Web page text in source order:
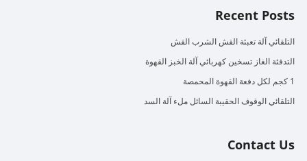
Recent Posts
التلقائي آلة تعبئة القش الشرب القش
التدفئة الغاز تسخين كهربائي آلة الخبز القهوة
1 كجم لكل دفعة القهوة المحمصة
التلقائي الوقوف الحقيبة السائل ملء آلة السد
Contact Us